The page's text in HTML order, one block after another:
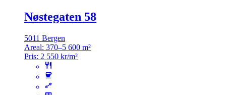
Nøstegaten 58
5011 Bergen
Areal: 370–5 600 m²
Pris: 2 550 kr/m²